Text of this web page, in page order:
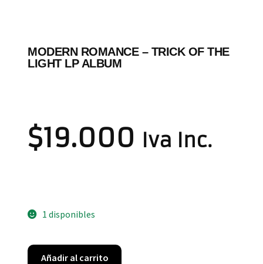
MODERN ROMANCE – TRICK OF THE
LIGHT LP ALBUM
$19.000 Iva Inc.
1 disponibles
Añadir al carrito